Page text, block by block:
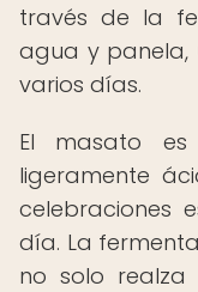
través de la
agua y panela,
varios días.
El masato
ligeramente
celebraciones
día. La
no solo realza